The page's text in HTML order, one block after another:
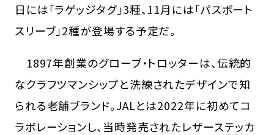
日には「ラゲッジタグ」3種、11月には「パスポート
スリーブ」2種が登場する予定だ。
1897年創業のグローブ・トロッターは、伝統的
なクラフツマンシップと洗練されたデザインで知
られる老舗ブランド。JALとは2022年に初めてコ
ラボレーションし、当時発売されたレザーステッカ